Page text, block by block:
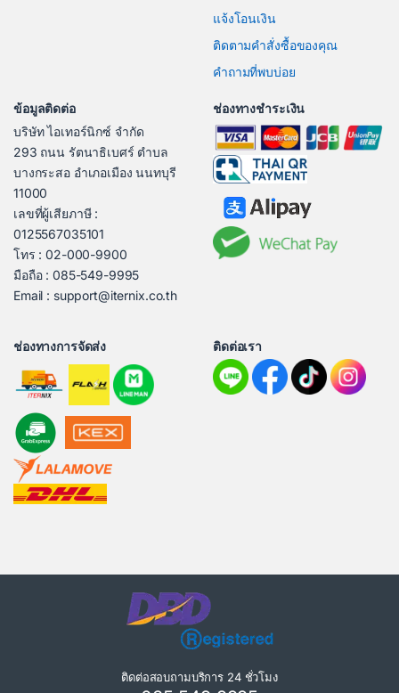
แจ้งโอนเงิน
ติดตามคำสั่งซื้อของคุณ
คำถามที่พบบ่อย
ข้อมูลติดต่อ
บริษัท ไอเทอร์นิกซ์ จำกัด
293 ถนน รัตนาธิเบศร์ ตำบล
บางกระสอ อำเภอเมือง นนทบุรี
11000
เลขที่ผู้เสียภาษี :
0125567035101
โทร : 02-000-9900
มือถือ : 085-549-9995
Email : support@iternix.co.th
ช่องทางชำระเงิน
ช่องทางการจัดส่ง ติดต่อเรา
ติดต่อสอบถามบริการ 24 ชั่วโมง